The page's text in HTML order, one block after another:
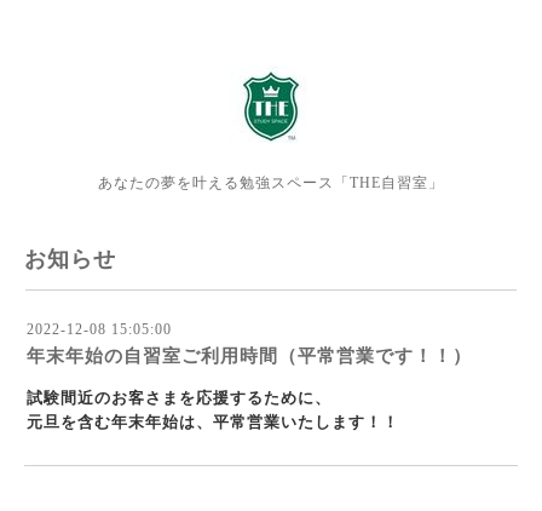
あなたの夢を叶える勉強スペース「THE自習室」
お知らせ
2022-12-08 15:05:00
年末年始の自習室ご利用時間（平常営業です！！）
試験間近のお客さまを応援するために、
元旦を含む年末年始は、平常営業いたします！！